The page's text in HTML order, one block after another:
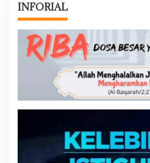
INFORIAL